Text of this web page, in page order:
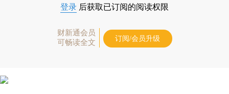
登录 后获取已订阅的阅读权限
财新通会员
可畅读全文
订阅/会员升级